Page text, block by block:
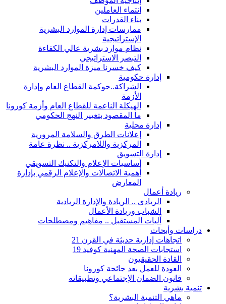
انتماء العاملين
بناء القدرات
ممارسات إدارة الموارد البشرية
الإستراتيجية
نظام موارد بشرية عالي الكفاءة
التبصر الاستراتيجي
كيف خسرنا ميزة الموارد البشرية
إدارة حكومية
الشراكة..حوكمة القطاع العام وإدارة
الأزمة
الهيكلة الناعمة للقطاع العام وأزمة كورونا
ما المقصود بتغيير النهج الحكومي
إدارة محلية
إعلانات الطرق والسلامة المرورية
المركزية واللامركزية .. نظرة عامة
إدارة التسويق
أساسيات الإعلام والتكنيك التسويقي
أهمية الاتصالات والإعلام الرقمي بإدارة
المعارض
ريادة أعمال
الريادي .. الريادة والإدارة الريادية
الشباب وريادة الأعمال
آليات المستقبل .. مفاهيم ومصطلحات
دراسات وأبحاث
اتجاهات إدارية حديثة في القرن 21
استجابات الصحة المهنية كوفيد 19
القادة الحقيقيون
العودة للعمل بعد جائحة كورونا
قانون الضمان الإجتماعي وتطبيقاته
تنمية بشرية
ماهي التنمية البشرية؟